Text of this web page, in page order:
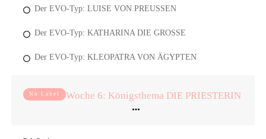
Der EVO-Typ: LUISE VON PREUSSEN
Der EVO-Typ: KATHARINA DIE GROSSE
Der EVO-Typ: KLEOPATRA VON ÄGYPTEN
No Label Woche 6: Königsthema DIE PRIESTERIN